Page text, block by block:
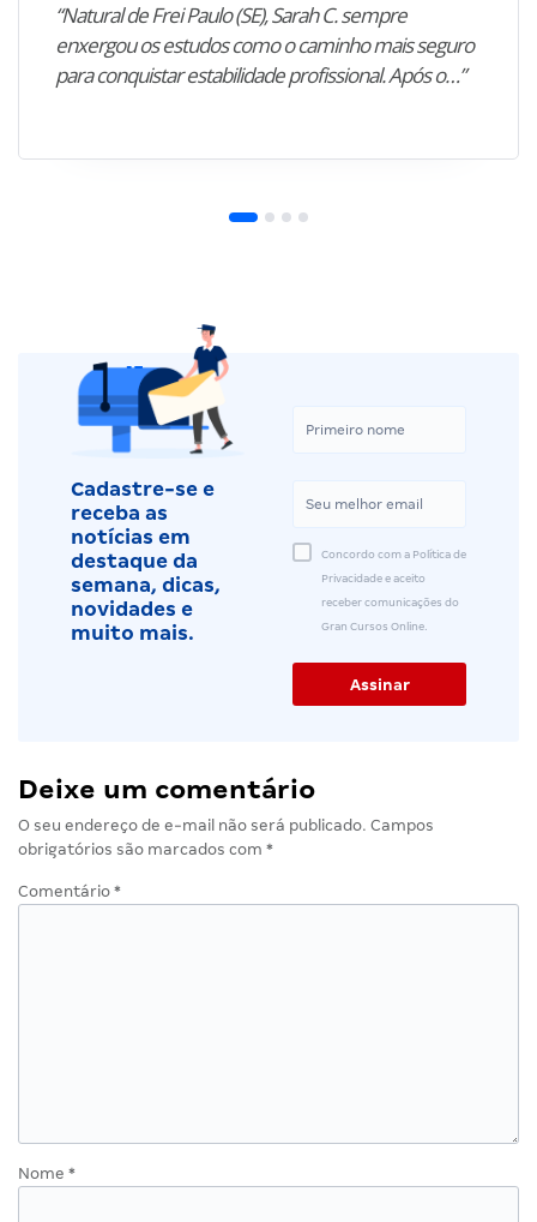
“Natural de Frei Paulo (SE), Sarah C. sempre
enxergou os estudos como o caminho mais seguro
para conquistar estabilidade profissional. Após o…”
Cadastre-se e
receba as
notícias em
destaque da
semana, dicas,
novidades e
muito mais.
Concordo com a Política de
Privacidade e aceito
receber comunicações do
Gran Cursos Online.
Deixe um comentário
O seu endereço de e-mail não será publicado. Campos
obrigatórios são marcados com *
Comentário *
Nome *